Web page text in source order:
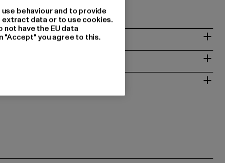
behaviour and to provide
data or to use cookies.
have the EU data
"Accept" you agree to this.